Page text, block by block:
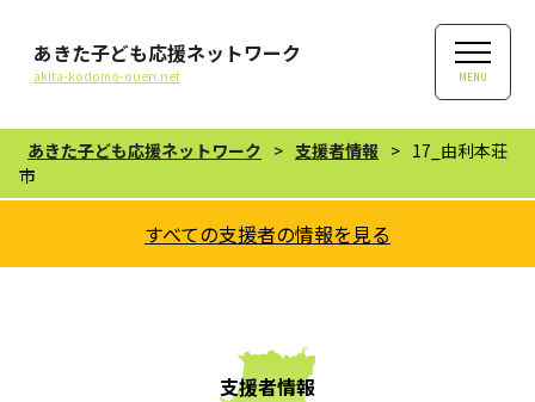
あきた子ども応援ネットワーク
akita-kodomo-ouen.net MENU
あきた子ども応援ネットワーク > 支援者情報 > 17_由利本荘
市
すべての支援者の情報を見る
支援者情報